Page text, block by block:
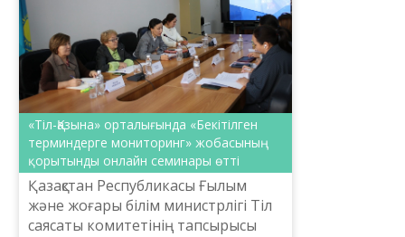
«Тіл-Қазына» орталығында «Бекітілген
терминдерге мониторинг» жобасының
қорытынды онлайн семинары өтті
Қазақстан Республикасы Ғылым
және жоғары білім министрлігі Тіл
саясаты комитетінің тапсырысы